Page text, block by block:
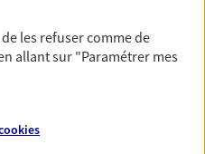
les refuser comme de
allant sur "Paramétrer mes